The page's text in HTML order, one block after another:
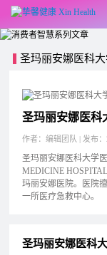
圣玛丽安娜医科
圣玛丽安娜医科
作者：编辑团队 | 发布
圣玛丽安娜医科大学
MEDICINE
玛丽安娜医院。医院
一所医疗急救中心。
圣玛丽安娜医科